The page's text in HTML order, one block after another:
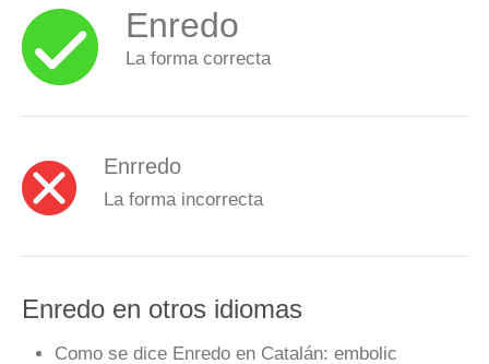
Enredo
La forma correcta
Enrredo
La forma incorrecta
Enredo en otros idiomas
Como se dice Enredo en Catalán: embolic